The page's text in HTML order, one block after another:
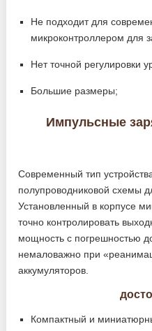
Не подходит для
микроконтроллером для
Нет точной регулировки
Большие размеры;
Импульсные
Современный тип
полупроводниковой схемы
Установленный в корпусе
точно контролировать
мощность с погрешностью
немаловажно при
аккумуляторов.
Компактный и